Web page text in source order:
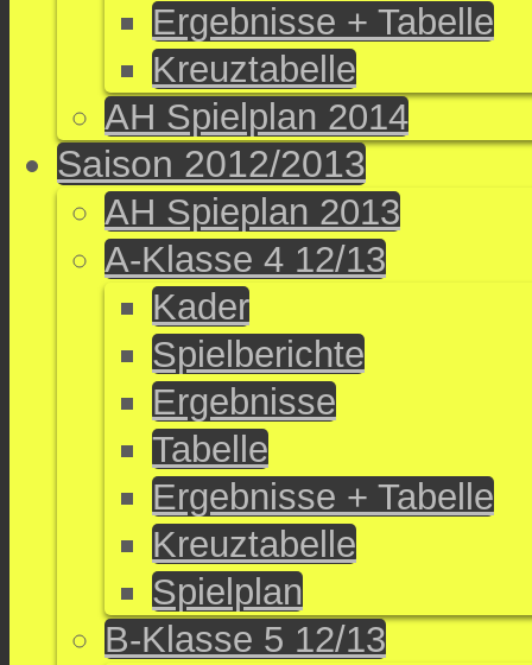
Ergebnisse + Tabelle
Kreuztabelle
AH Spielplan 2014
Saison 2012/2013
AH Spieplan 2013
A-Klasse 4 12/13
Kader
Spielberichte
Ergebnisse
Tabelle
Ergebnisse + Tabelle
Kreuztabelle
Spielplan
B-Klasse 5 12/13